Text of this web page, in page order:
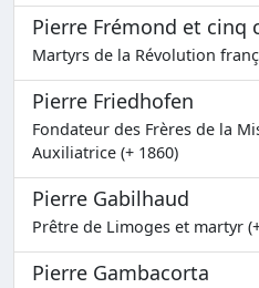
Pierre Frémond et cinq
Martyrs de la Révolution
Pierre Friedhofen
Fondateur des Frères de la
Auxiliatrice (+ 1860)
Pierre Gabilhaud
Prêtre de Limoges et martyr
Pierre Gambacorta